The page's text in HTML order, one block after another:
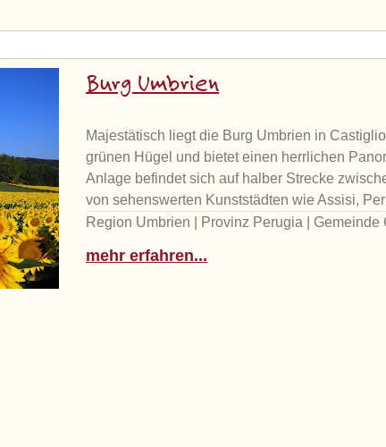
Burg Umbrien
Majestätisch liegt die Burg Umbrien in
grünen Hügel und bietet einen herrlichen
Anlage befindet sich auf halber Strecke
von sehenswerten Kunststädten wie Assisi,
Region Umbrien | Provinz Perugia |
mehr erfahren...